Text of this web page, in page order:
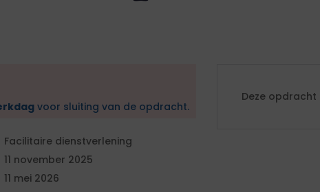
voor sluiting van de opdracht.
Facilitaire dienstverlening
11 november 2025
11 mei 2026
Deze opdracht